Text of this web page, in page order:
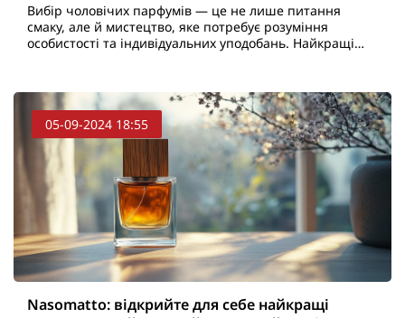
Вибір чоловічих парфумів — це не лише питання
смаку, але й мистецтво, яке потребує розуміння
особистості та індивідуальних уподобань. Найкращі
05-09-2024 18:55
Nasomatto: відкрийте для себе найкращі